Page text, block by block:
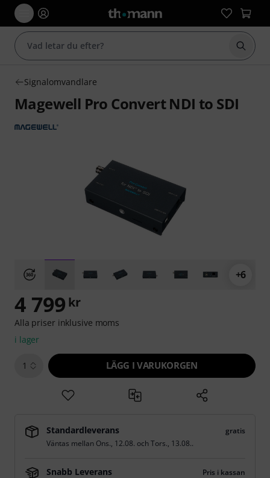
Börja
Signalomvandlare
Magewell Pro Convert NDI to SDI
+6
4 799 kr
Alla priser inklusive moms
i lager
1 LÄGG I VARUKORGEN
Standardleverans
gratis
Väntas mellan Ons., 12.08. ochTors., 13.08..
Snabb Leverans
Pris i kassan